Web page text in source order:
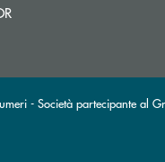
Apre una nuova finestra
- Società partecipante al